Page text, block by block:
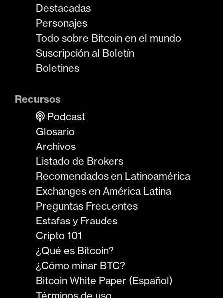
Destacadas
Personajes
Todo sobre Bitcoin en el mundo
Suscripción al Boletín
Boletines
Recursos
Podcast
Glosario
Archivos
Listado de Brokers
Recomendados en Latinoamérica
Exchanges en América Latina
Preguntas Frecuentes
Estafas y Fraudes
Cripto 101
¿Qué es Bitcoin?
¿Cómo minar BTC?
Bitcoin White Paper (Español)
Términos de uso